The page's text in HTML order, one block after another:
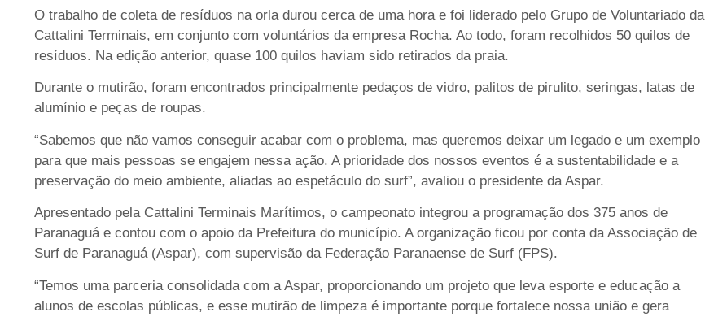
O trabalho de coleta de resíduos na orla durou cerca de uma hora e foi liderado pelo Grupo de Voluntariado da
Cattalini Terminais, em conjunto com voluntários da empresa Rocha. Ao todo, foram recolhidos 50 quilos de
resíduos. Na edição anterior, quase 100 quilos haviam sido retirados da praia.
Durante o mutirão, foram encontrados principalmente pedaços de vidro, palitos de pirulito, seringas, latas de
alumínio e peças de roupas.
“Sabemos que não vamos conseguir acabar com o problema, mas queremos deixar um legado e um exemplo
para que mais pessoas se engajem nessa ação. A prioridade dos nossos eventos é a sustentabilidade e a
preservação do meio ambiente, aliadas ao espetáculo do surf”, avaliou o presidente da Aspar.
Apresentado pela Cattalini Terminais Marítimos, o campeonato integrou a programação dos 375 anos de
Paranaguá e contou com o apoio da Prefeitura do município. A organização ficou por conta da Associação de
Surf de Paranaguá (Aspar), com supervisão da Federação Paranaense de Surf (FPS).
“Temos uma parceria consolidada com a Aspar, proporcionando um projeto que leva esporte e educação a
alunos de escolas públicas, e esse mutirão de limpeza é importante porque fortalece nossa união e gera